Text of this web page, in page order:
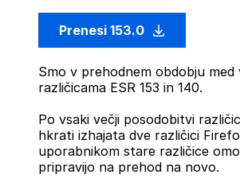
Prenesi 153.0
Smo v prehodnem obdobju med
različicama ESR 153 in 140.
Po vsaki večji posodobitvi
hkrati izhajata dve različici
uporabnikom stare različice
pripravijo na prehod na novo.